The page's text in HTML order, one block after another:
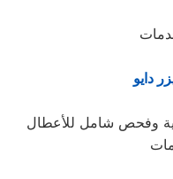
دايو